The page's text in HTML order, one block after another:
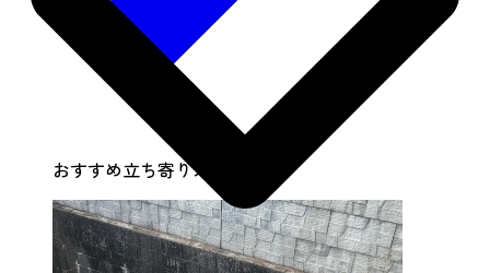
おすすめ立ち寄りスポット